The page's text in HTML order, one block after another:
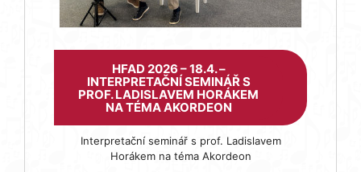
HFAD 2026 – 18.4. –
INTERPRETAČNÍ SEMINÁŘ S
PROF. LADISLAVEM HORÁKEM
NA TÉMA AKORDEON
Interpretační seminář s prof. Ladislavem
Horákem na téma Akordeon